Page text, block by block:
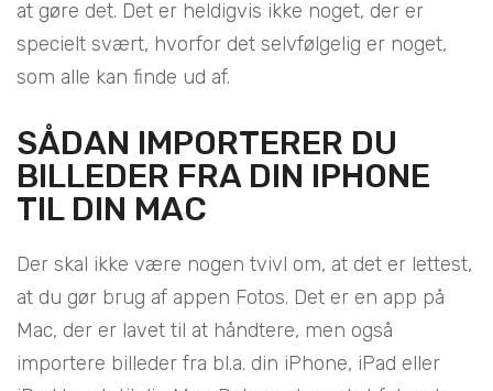
at gøre det. Det er heldigvis ikke noget, der er
specielt svært, hvorfor det selvfølgelig er noget,
som alle kan finde ud af.
SÅDAN IMPORTERER DU
BILLEDER FRA DIN IPHONE
TIL DIN MAC
Der skal ikke være nogen tvivl om, at det er lettest,
at du gør brug af appen Fotos. Det er en app på
Mac, der er lavet til at håndtere, men også
importere billeder fra bl.a. din iPhone, iPad eller